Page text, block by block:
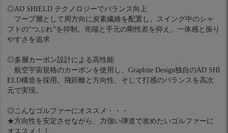
◎AD SHIELD テクノロジーでバランス向上
フープ層として周方向に炭素繊維を配置し、スイング中のシャ
フトの“つぶれ”を抑制。先端と手元の剛性差を抑え、一体感と振り
やすさを追求
◎多層カーボン設計による高性能
航空宇宙規格のカーボンを使用し、Graphite Design独自のAD SHI
ELD構造を採用。飛距離と方向性、そして打感のバランスを高次
元で実現。
◎こんなゴルファーにオススメ・・・
★方向性を安定させながら、力強い弾道で攻めたいゴルファーに
オススメ！！